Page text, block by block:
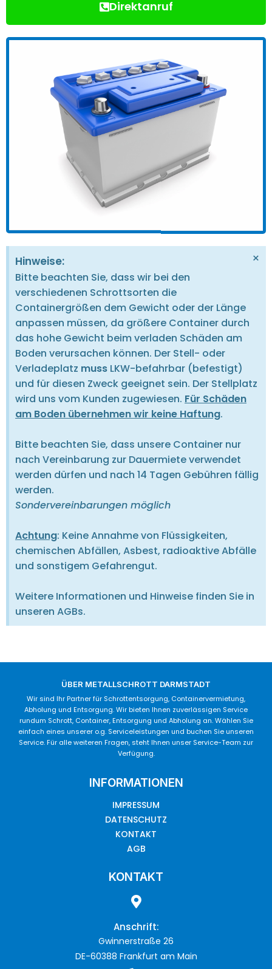
Direktanruf
Hinweise:
Bitte beachten Sie, dass wir bei den
verschiedenen Schrottsorten die
Containergrößen dem Gewicht oder der Länge
anpassen müssen, da größere Container durch
das hohe Gewicht beim verladen Schäden am
Boden verursachen können. Der Stell- oder
Verladeplatz muss LKW-befahrbar (befestigt)
und für diesen Zweck geeignet sein. Der Stellplatz
wird uns vom Kunden zugewiesen. Für Schäden
am Boden übernehmen wir keine Haftung.
Bitte beachten Sie, dass unsere Container nur
nach Vereinbarung zur Dauermiete verwendet
werden dürfen und nach 14 Tagen Gebühren fällig
werden.
Sondervereinbarungen möglich
Achtung: Keine Annahme von Flüssigkeiten,
chemischen Abfällen, Asbest, radioaktive Abfälle
und sonstigem Gefahrengut.
Weitere Informationen und Hinweise finden Sie in
unseren AGBs.
×
ÜBER METALLSCHROTT DARMSTADT
Wir sind Ihr Partner für Schrottentsorgung, Containervermietung,
Abholung und Entsorgung. Wir bieten Ihnen zuverlässigen Service
rundum Schrott, Container, Entsorgung und Abholung an. Wählen Sie
einfach eines unserer o.g. Serviceleistungen und buchen Sie unseren
Service. Für alle weiteren Fragen, steht Ihnen unser Service-Team zur
Verfügung.
INFORMATIONEN
IMPRESSUM
DATENSCHUTZ
KONTAKT
AGB
KONTAKT
Anschrift:
Gwinnerstraße 26
DE-60388 Frankfurt am Main